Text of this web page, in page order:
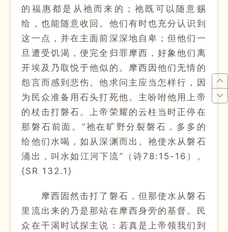
的福惠都是从祂而来的；祂既可以随意赐
给，也能随意收回。他们有时也充分认识到
这一点，并在主面前深深地自卑；但他们一
旦遭受饥渴，便完全归罪摩西，好象他们离
开埃及乃取悦于他似的。摩西因他们无情的
怨言而感到悲伤。他求问主应当怎样行，因
为民众准备用石头打死他。主吩咐他用上帝
的杖击打磐石。上帝荣耀的云柱当时正停在
那磐石前面。“祂在旷野分裂磐石，多多的
给他们水喝，如从深渊而出。祂使水从磐石
涌出，叫水如江河下流”（诗78:15-16）。
{SR 132.1}
摩西固然击打了磐石，但那使水从磐石
里流出来的乃是那站在摩西身旁的基督。民
众在干渴时试探主说：若真是上帝领我们到